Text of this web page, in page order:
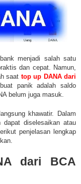
menjadi salah satu
dan cepat. Namun,
saat top up DANA dari
panik adalah saldo
belum juga masuk.
khawatir. Dalam
dapat diselesaikan atau
penjelasan lengkap
dari BCA